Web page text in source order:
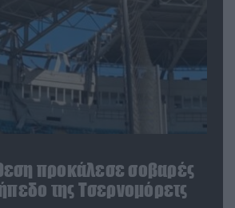
προκάλεσε σοβαρές
της Τσερνομόρετς